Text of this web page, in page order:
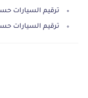
ترقيم السيارات
ترقيم السيارات